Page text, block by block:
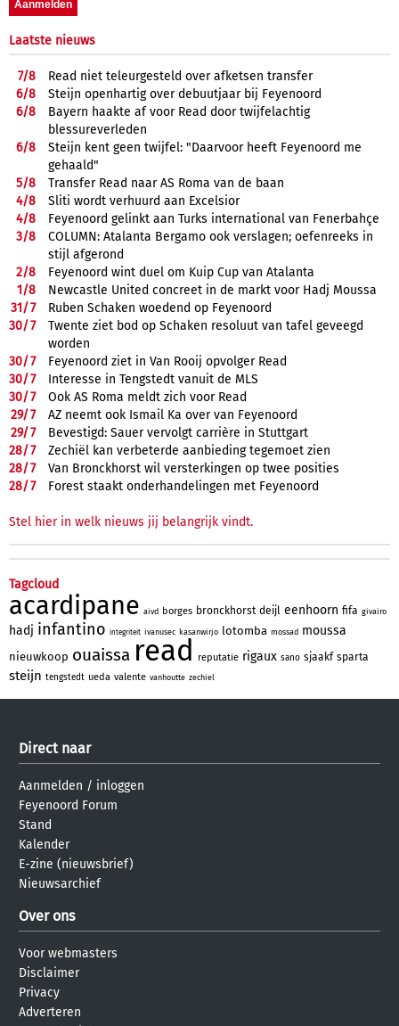
Laatste nieuws
7/8
Read niet teleurgesteld over afketsen transfer
6/8
Steijn openhartig over debuutjaar bij Feyenoord
6/8
Bayern haakte af voor Read door twijfelachtig
blessureverleden
6/8
Steijn kent geen twijfel: "Daarvoor heeft Feyenoord me
gehaald"
5/8
Transfer Read naar AS Roma van de baan
4/8
Sliti wordt verhuurd aan Excelsior
4/8
Feyenoord gelinkt aan Turks international van Fenerbahçe
3/8
COLUMN: Atalanta Bergamo ook verslagen; oefenreeks in
stijl afgerond
2/8
Feyenoord wint duel om Kuip Cup van Atalanta
1/8
Newcastle United concreet in de markt voor Hadj Moussa
31/7
Ruben Schaken woedend op Feyenoord
30/7
Twente ziet bod op Schaken resoluut van tafel geveegd
worden
30/7
Feyenoord ziet in Van Rooij opvolger Read
30/7
Interesse in Tengstedt vanuit de MLS
30/7
Ook AS Roma meldt zich voor Read
29/7
AZ neemt ook Ismail Ka over van Feyenoord
29/7
Bevestigd: Sauer vervolgt carrière in Stuttgart
28/7
Zechiël kan verbeterde aanbieding tegemoet zien
28/7
Van Bronckhorst wil versterkingen op twee posities
28/7 Forest staakt onderhandelingen met Feyenoord
Stel hier in welk nieuws jij belangrijk vindt.
Tagcloud
acardipane aivd borges bronckhorst deijl eenhoorn fifa givairo
hadj infantino integriteit ivanusec kasanwirjo lotomba mossad moussa
nieuwkoop ouaissa read reputatie rigaux sano sjaakf sparta
steijn tengstedt ueda valente vanhoutte zechiel
Direct naar
Aanmelden / inloggen
Feyenoord Forum
Stand
Kalender
E-zine (nieuwsbrief)
Nieuwsarchief
Over ons
Voor webmasters
Disclaimer
Privacy
Adverteren